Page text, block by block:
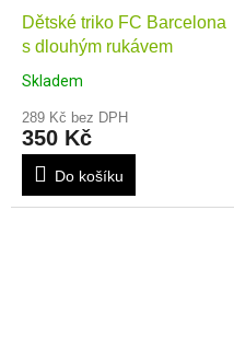
Dětské triko FC Barcelona
s dlouhým rukávem
Skladem
289 Kč bez DPH
350 Kč
Do košíku